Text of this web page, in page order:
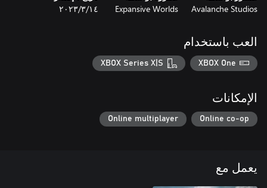
Avalanche Studios
Expansive Worlds ١٤‏/٣‏/٢٠٢٣
العب باستخدام
XBOX One
XBOX Series X|S
الإمكانات
Online co-op
Online multiplayer
يعمل مع